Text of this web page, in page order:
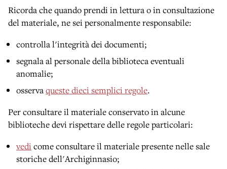
Ricorda che quando prendi in lettura o in consultazione
del materiale, ne sei personalmente responsabile:
controlla l'integrità dei documenti;
segnala al personale della biblioteca eventuali
anomalie;
osservaqueste dieci semplici regole.
Per consultare il materiale conservato in alcune
biblioteche devi rispettare delle regole particolari:
vedicome consultare il materiale presente nelle sale
storiche dell'Archiginnasio;